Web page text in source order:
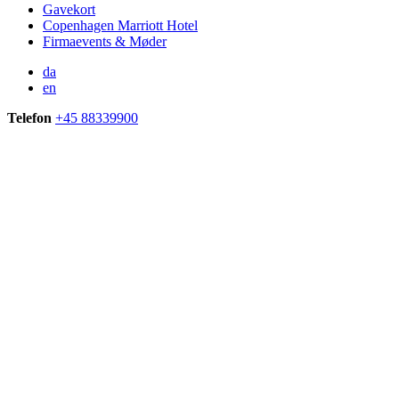
Gavekort
Copenhagen Marriott Hotel
Firmaevents & Møder
da
en
Telefon +45 88339900